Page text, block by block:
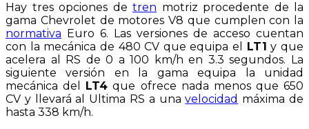
Hay tres opciones de tren motriz procedente de la
gama Chevrolet de motores V8 que cumplen con la
normativa Euro 6. Las versiones de acceso cuentan
con la mecánica de 480 CV que equipa el LT1 y que
acelera al RS de 0 a 100 km/h en 3.3 segundos. La
siguiente versión en la gama equipa la unidad
mecánica del LT4 que ofrece nada menos que 650
CV y llevará al Ultima RS a unavelocidad máxima de
hasta 338 km/h.